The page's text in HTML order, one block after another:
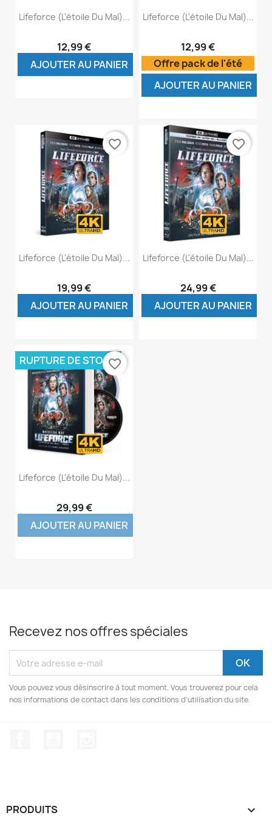
Lifeforce (L'étoile Du Mal)...
12,99 €
AJOUTER AU PANIER
Lifeforce (L'étoile Du Mal)...
12,99 €
Offre pack de l'été
AJOUTER AU PANIER
Lifeforce (L'étoile Du Mal)...
19,99 €
AJOUTER AU PANIER
favorite_border
Lifeforce (L'étoile Du Mal)...
24,99 €
AJOUTER AU PANIER
favorite_border
Lifeforce (L'étoile Du Mal)...
29,99 €
AJOUTER AU PANIER
RUPTURE DE STOCK
favorite_border
Recevez nos offres spéciales
Vous pouvez vous désinscrire à tout moment. Vous trouverez pour cela
nos informations de contact dans les conditions d'utilisation du site.
PRODUITS 